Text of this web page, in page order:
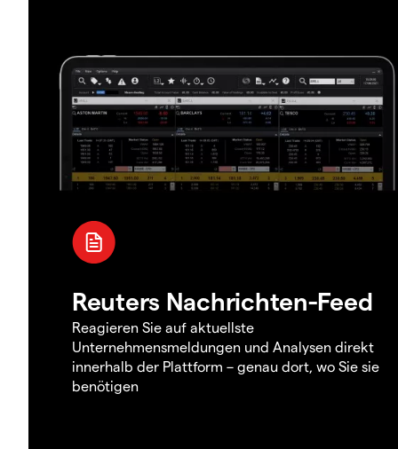
Reuters Nachrichten-Feed
Reagieren Sie auf aktuellste
Unternehmensmeldungen und Analysen direkt
innerhalb der Plattform – genau dort, wo Sie sie
benötigen